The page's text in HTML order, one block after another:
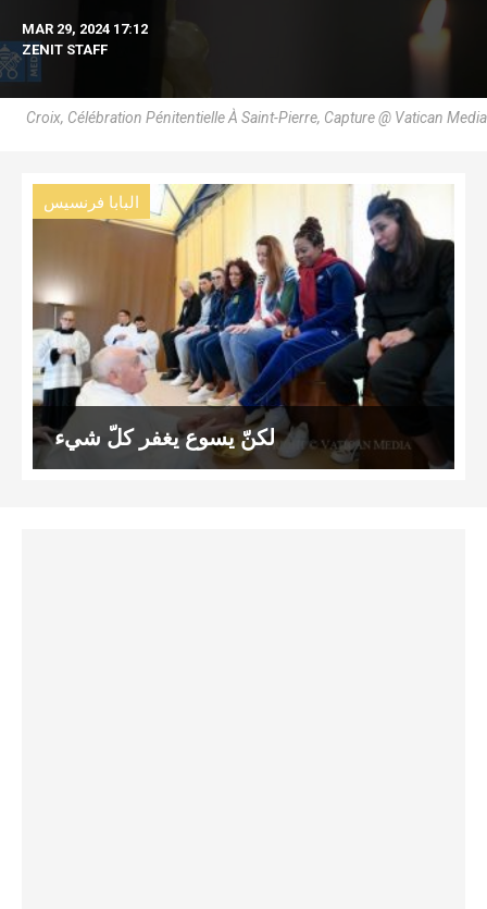
MAR 29, 2024 17:12
ZENIT STAFF
Croix, Célébration Pénitentielle À Saint-Pierre, Capture @ Vatican Media
البابا فرنسيس
لكنّ يسوع يغفر كلّ شيء